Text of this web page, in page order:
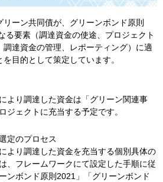
ーン共同債が、グリーンボンド原則
る要素（調達資金の使途、プロジェクト
達資金の管理、レポーティング）に適
目的として策定しています。
より調達した資金は「グリーン関連事
ジェクトに充当する予定です。
定のプロセス
より調達した資金を充当する個別具体の
、フレームワークにて設定した手順に従
ンボンド原則2021」「グリーンボンド